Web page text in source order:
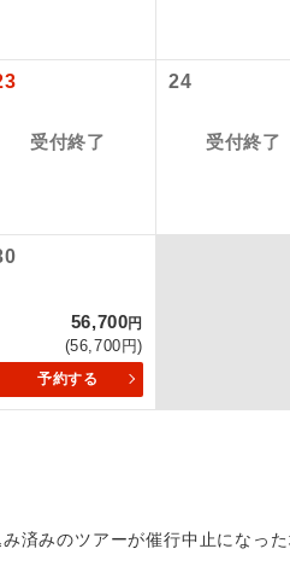
受付終了
24
受付終了
56,700円
(56,700円)
予約する
済みのツアーが催行中止になっ
使用料と空港税等は含まれてお
2,940円、子供（2歳以上12歳
4,500円、子供（2歳以上12歳未
子供（2歳以上12歳未満）4,500
円、子供（2歳以上12歳未
けでなく、各地より下記追加代
ースです。
登録されている文化遺産や自
ルに大浴場が付いています。
食事が付いていますので、お食事
を気にせず、ガイドさんの説明を